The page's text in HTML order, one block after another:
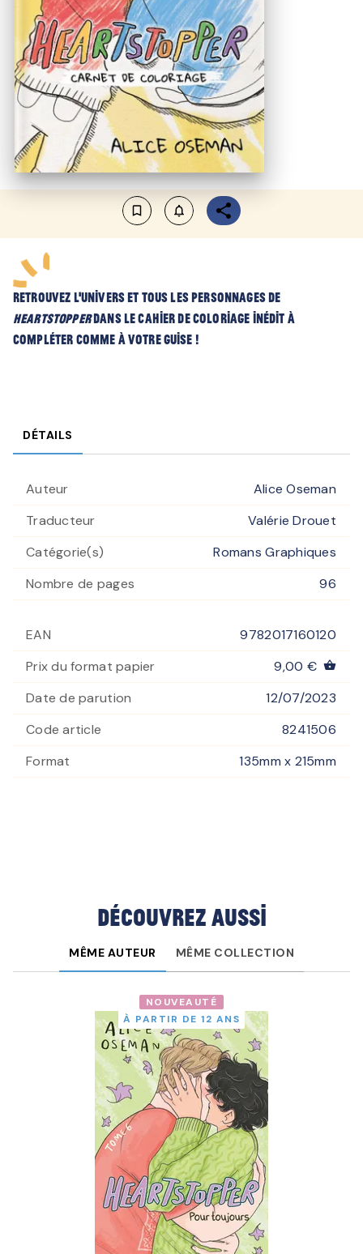
bookmark_border notifications_none_outlined
Retrouvez l'univers et tous les personnages de
Heartstopperdans le cahier de coloriage inédit à
compléter comme à votre guise !
DÉTAILS
Auteur
Alice Oseman
Traducteur
Valérie Drouet
Catégorie(s)
Romans Graphiques
Nombre de pages
96
EAN
9782017160120
Prix du format papier
9,00 € shopping_basket
Date de parution
12/07/2023
Code article
8241506
Format
135mm x 215mm
Découvrez aussi
MÊME AUTEUR MÊME COLLECTION
NOUVEAUTÉ
À PARTIR DE 12 ANS